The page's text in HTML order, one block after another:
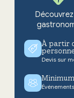
À partir
Devis sur